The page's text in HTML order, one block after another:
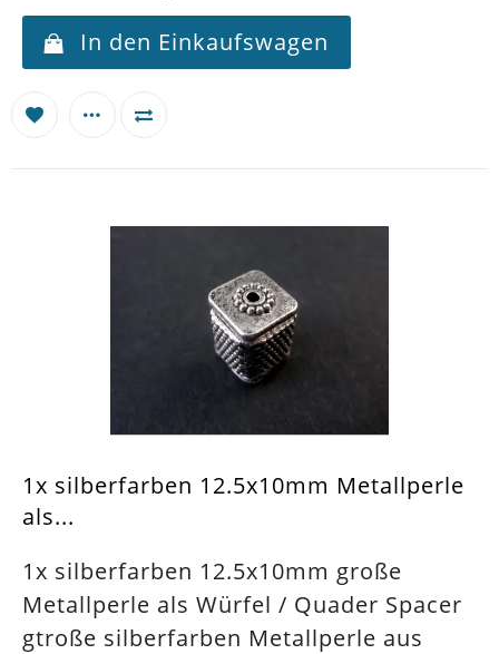
In den Einkaufswagen
1x silberfarben 12.5x10mm Metallperle
als...
1x silberfarben 12.5x10mm große
Metallperle als Würfel / Quader Spacer
gtroße silberfarben Metallperle aus